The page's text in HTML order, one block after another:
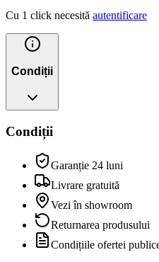
Cu 1 click necesită autentificare
Condiții
Condiții
Garanție 24 luni
Livrare gratuită
Vezi în showroom
Returnarea produsului
Condițiile ofertei